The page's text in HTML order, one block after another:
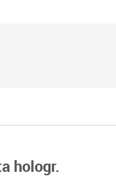
hologr.